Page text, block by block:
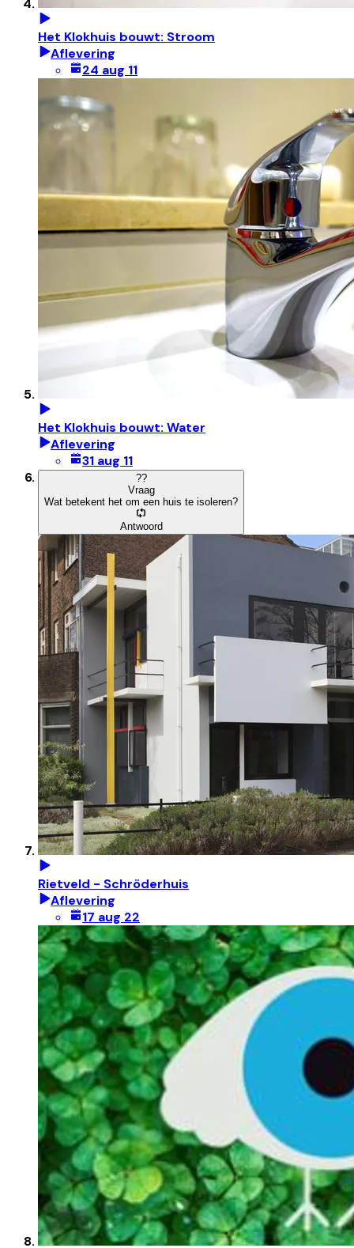
Het Klokhuis bouwt: Stroom
Aflevering
24 aug 11
Het Klokhuis bouwt: Water
Aflevering
31 aug 11
??
Vraag
Wat betekent het om een huis te isoleren?
Antwoord
Rietveld - Schröderhuis
Aflevering
17 aug 22